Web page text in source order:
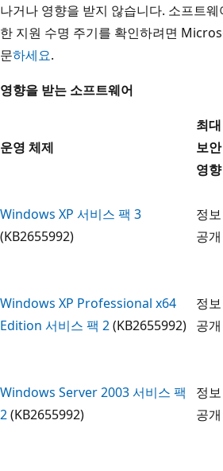
나거나 영향을 받지 않습니다. 소프트
한 지원 수명 주기를 확인하려면
문하세요.
영향을 받는 소프트웨어
운영 체제
최대
보안
영향
Windows XP 서비스 팩 3
(KB2655992)
정보
공개
Windows XP Professional x64
Edition 서비스 팩 2(KB2655992)
정보
공개
Windows Server 2003 서비스 팩
2(KB2655992)
정보
공개